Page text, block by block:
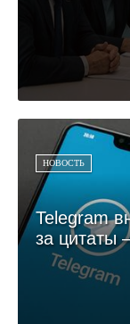
НОВОСТЬ
Telegram
за цитаты